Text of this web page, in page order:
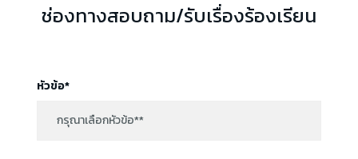
ช่องทางสอบถาม/รับเรื่องร้องเรียน
หัวข้อ*